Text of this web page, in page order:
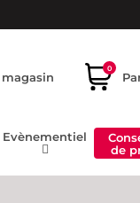
0
Evènementiel
de